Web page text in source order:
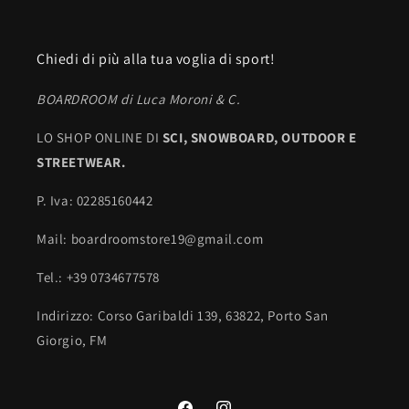
Chiedi di più alla tua voglia di sport!
BOARDROOM di Luca Moroni & C.
LO SHOP ONLINE DI SCI, SNOWBOARD, OUTDOOR E
STREETWEAR.
P. Iva: 02285160442
Mail: boardroomstore19@gmail.com
Tel.: +39 0734677578
Indirizzo: Corso Garibaldi 139, 63822, Porto San
Giorgio, FM